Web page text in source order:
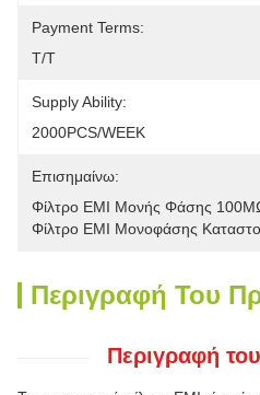
Payment Terms:
T/T
Supply Ability:
2000PCS/WEEK
Επισημαίνω:
Φίλτρο EMI Μονής Φάσης
Φίλτρο EMI Μονοφάσης
Περιγραφή Του
Περιγραφή